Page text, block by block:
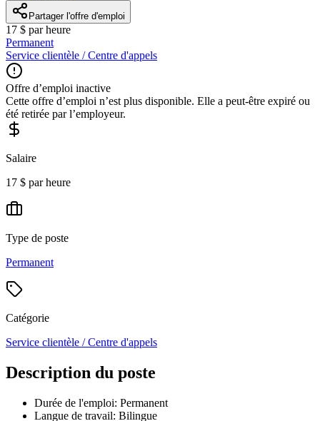
Partager l'offre d'emploi
17 $ par heure
Permanent
Service clientèle / Centre d'appels
Offre d’emploi inactive
Cette offre d’emploi n’est plus disponible. Elle a peut-être expiré ou
été retirée par l’employeur.
Salaire
17 $ par heure
Type de poste
Permanent
Catégorie
Service clientèle / Centre d'appels
Description du poste
Durée de l'emploi: Permanent
Langue de travail: Bilingue